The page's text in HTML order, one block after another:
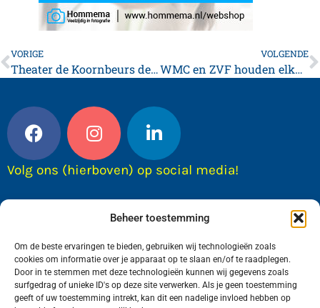
Beheer toestemming
Om de beste ervaringen te bieden, gebruiken wij technologieën zoals
cookies om informatie over je apparaat op te slaan en/of te raadplegen.
Door in te stemmen met deze technologieën kunnen wij gegevens zoals
surfgedrag of unieke ID's op deze site verwerken. Als je geen toestemming
geeft of uw toestemming intrekt, kan dit een nadelige invloed hebben op
VORIGE
Theater de Koornbeurs deze week
VOLGENDE
WMC en ZVF houden elkaar in evenwicht in spannende zaalvoetbalwedstrijd
Volg ons (hierboven) op social media!